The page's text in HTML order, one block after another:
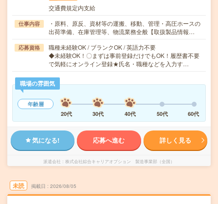
交通費規定内支給
仕事内容
・原料、原反、資材等の運搬、移動、管理・高圧ホースの
出荷準備、在庫管理等、物流業務全般【取扱製品情報…
応募資格
職種未経験OK / ブランクOK / 英語力不要
◆未経験OK！〇まずは事前登録だけでもOK！履歴書不要
で気軽にオンライン登録★氏名・職種などを入力す…
職場の雰囲気
年齢層
20代
30代 40代 50代 60代
気になる! 応募へ進む 詳しく見る
派遣会社 株式会社綜合キャリアオプション 製造事業部（全国）
未読 掲載日 2026/08/05